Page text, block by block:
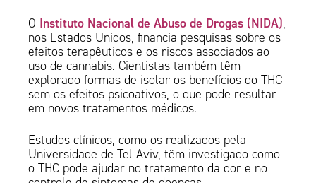
O Instituto Nacional de Abuso de Drogas (NIDA),
nos Estados Unidos, financia pesquisas sobre os
efeitos terapêuticos e os riscos associados ao
uso de cannabis. Cientistas também têm
explorado formas de isolar os benefícios do THC
sem os efeitos psicoativos, o que pode resultar
em novos tratamentos médicos.
Estudos clínicos, como os realizados pela
Universidade de Tel Aviv, têm investigado como
o THC pode ajudar no tratamento da dor e no